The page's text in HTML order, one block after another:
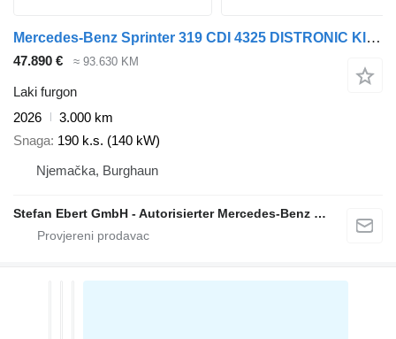
Mercedes-Benz Sprinter 319 CDI 4325 DISTRONIC Klima AHK
47.890 € ≈ 93.630 KM
Laki furgon
2026
3.000 km
Snaga 190 k.s. (140 kW)
Njemačka, Burghaun
Stefan Ebert GmbH - Autorisierter Mercedes-Benz Servicepartner